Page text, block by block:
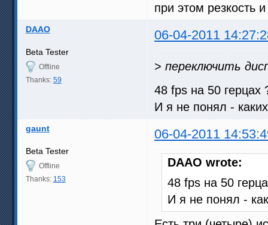
при этом
DAAO 06-04-2011
Beta Tester
Offline
Thanks: 59
> переключить
48 fps на 50 герцах
И я не понял -
gaunt 06-04-2011
Beta Tester
Offline
Thanks: 153
DAAO wrote:
48 fps на 50
И я не понял -